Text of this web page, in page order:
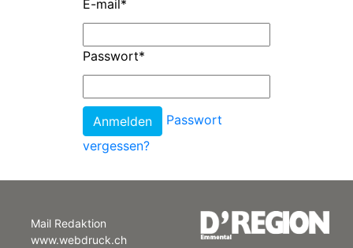
App
E-mail*
Passwort*
Passwort
vergessen?
Mail Redaktion
www.webdruck.ch